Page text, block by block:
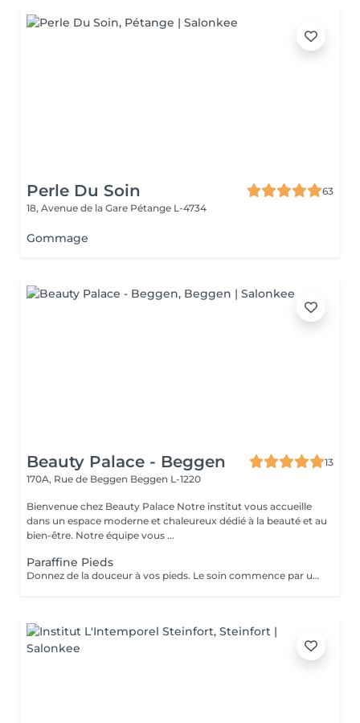
Perle Du Soin
63
18, Avenue de la Gare Pétange L-4734
Gommage
Beauty Palace - Beggen
13
170A, Rue de Beggen Beggen L-1220
Bienvenue chez Beauty Palace Notre institut vous accueille
dans un espace moderne et chaleureux dédié à la beauté et au
bien-être. Notre équipe vous ...
Paraffine Pieds
Donnez de la douceur à vos pieds. Le soin commence par un gommage de la demi-jambe et des pieds, puis avec un grand pinceau la spécialiste de beauté applique la paraffine chaude sur chaque pieds, ce masque va poser environ 15 min, puis vient le moment de la détente: le modelage des pieds, relaxation suprême. Résultat des pieds doux comme une peau de bébé.